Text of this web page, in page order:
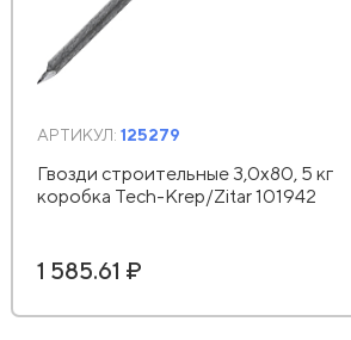
АРТИКУЛ: 125279
Гвозди строительные 3,0х80, 5 кг
коробка Tech-Krep/Zitar 101942
1 585.61 ₽